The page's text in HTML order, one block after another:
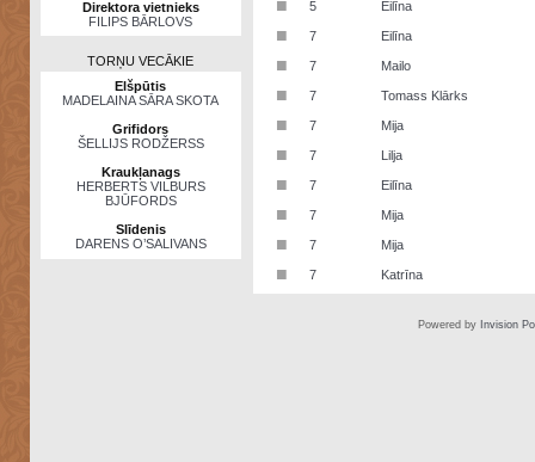
Direktora vietnieks
FILIPS BĀRLOVS
TORŅU VECĀKIE
Elšpūtis
MADELAINA SĀRA SKOTA
Grifidors
ŠELLIJS RODŽERSS
Kraukļanags
HERBERTS VILBURS
BJŪFORDS
Slīdenis
DARENS O’SALIVANS
■ 5 Eilīna
■ 7 Eilīna
■ 7 Mailo
■ 7 Tomass Klārks
■ 7 Mija
■ 7 Lilja
■ 7 Eilīna
■ 7 Mija
■ 7 Mija
■ 7 Katrīna
Powered by Invision